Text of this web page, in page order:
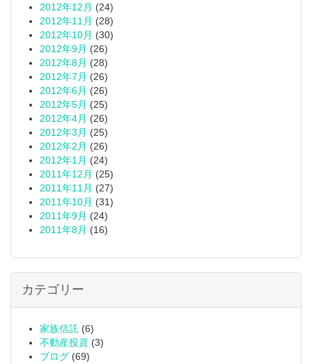
2012年12月 (24)
2012年11月 (28)
2012年10月 (30)
2012年9月 (26)
2012年8月 (28)
2012年7月 (26)
2012年6月 (26)
2012年5月 (25)
2012年4月 (26)
2012年3月 (25)
2012年2月 (26)
2012年1月 (24)
2011年12月 (25)
2011年11月 (27)
2011年10月 (31)
2011年9月 (24)
2011年8月 (16)
カテゴリー
家族信託 (6)
不動産投資 (3)
ブログ (69)